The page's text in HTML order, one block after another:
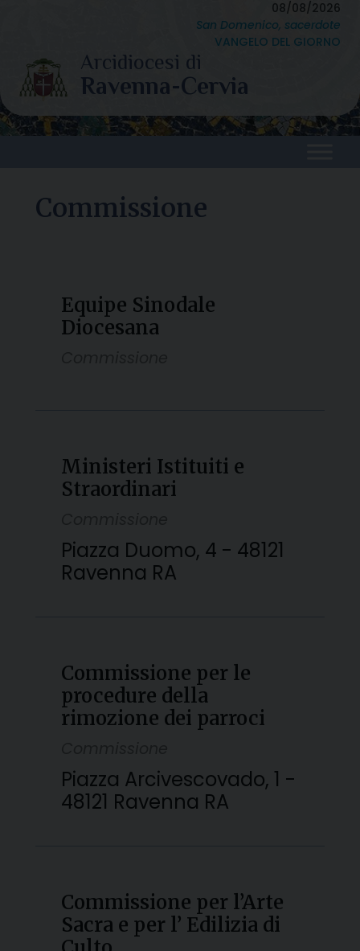
content
08/08/2026
San Domenico, sacerdote
VANGELO DEL GIORNO
Commissione
Equipe Sinodale
Diocesana
Ministeri Istituiti e
Straordinari
Piazza Duomo, 4 - 48121
Ravenna RA
Commissione per le
procedure della
rimozione dei parroci
Piazza Arcivescovado, 1 -
48121 Ravenna RA
Commissione per l’Arte
Sacra e per l’ Edilizia di